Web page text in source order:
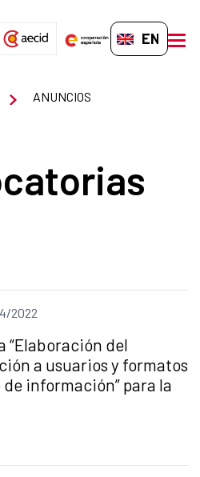
EN-GB
ANUNCIOS
2022
“Elaboración del
a usuarios y formatos
información” para la